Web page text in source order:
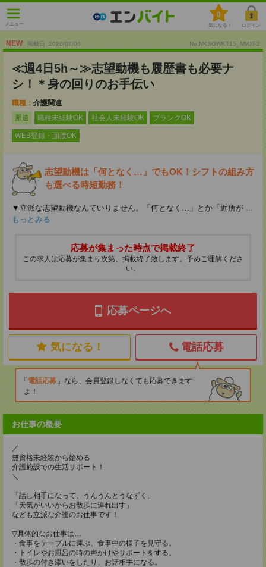
メニュー
0
気になる！ ログイン
NEW 掲載日 :2026/08/06 No.NKSGWKT15_NMJT-2
≪週4日5h～≫志望動機も履歴書も必要ナ
シ！＊身の回りのお手伝い
職種： 介護関連
派遣
職種未経験OK 社会人未経験OK ブランクOK
WEB登録・面接OK
志望動機は「何となく…」でもOK！シフトの組み方
も選べる時短勤務！
▼立派な志望動機なんていりません。「何となく…」とか「近所が ...
もっとみる
応募が集まった時点で掲載終了
この求人は応募が集まり次第、掲載終了致します。予めご理解くださ
い。
応募ページへ
気になる！ 電話応募
電話応募
なら、会員登録しなくても応募できます
よ！
お仕事の概要
／
無資格未経験から始める
介護施設での生活サポート！
＼
「話し相手になって、うんうんとうなずく」
「天気がいいからお散歩に連れ出す」
なども立派な介護のお仕事です！
▽具体的なお仕事は…
・食事をテーブルに運ぶ、食事中の様子を見守る。
・トイレやお風呂の時の声かけやサポートをする。
・散歩の付き添いをしたり、お話相手になる。